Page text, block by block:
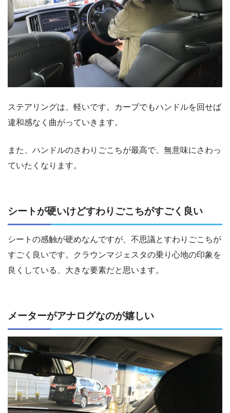
ステアリングは、軽いです。カーブでもハンドルを回せば
違和感なく曲がっていきます。
また、ハンドルのさわりごこちが最高で、無意味にさわっ
ていたくなります。
シートが硬いけどすわりごこちがすごく良い
シートの感触が硬めなんですが、不思議とすわりごこちが
すごく良いです。クラウンマジェスタの乗り心地の印象を
良くしている、大きな要素だと思います。
メーターがアナログなのが嬉しい